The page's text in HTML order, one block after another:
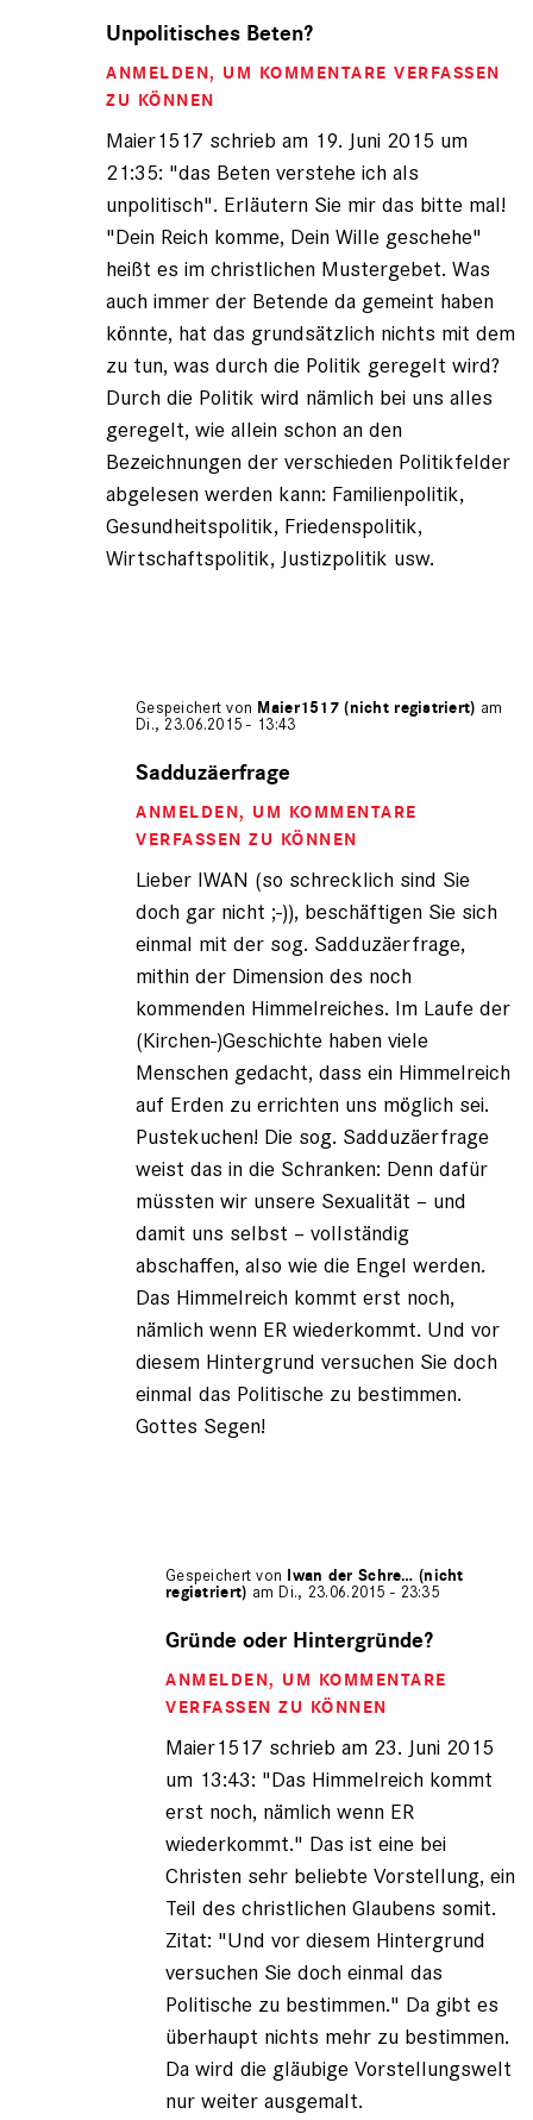
auf
Maier1517
(nicht
Unpolitisches Beten?
ANMELDEN, UM KOMMENTARE VERFASSEN
ZU KÖNNEN
Maier1517 schrieb am 19. Juni 2015 um
21:35: "das Beten verstehe ich als
unpolitisch". Erläutern Sie mir das bitte mal!
"Dein Reich komme, Dein Wille geschehe"
heißt es im christlichen Mustergebet. Was
auch immer der Betende da gemeint haben
könnte, hat das grundsätzlich nichts mit dem
zu tun, was durch die Politik geregelt wird?
Durch die Politik wird nämlich bei uns alles
geregelt, wie allein schon an den
Bezeichnungen der verschieden Politikfelder
abgelesen werden kann: Familienpolitik,
Gesundheitspolitik, Friedenspolitik,
Wirtschaftspolitik, Justizpolitik usw.
Gespeichert von Maier1517 (nicht registriert) am
Di., 23.06.2015 - 13:43
auf
Iwan
der
(nicht
registriert)
Sadduzäerfrage
ANMELDEN, UM KOMMENTARE
VERFASSEN ZU KÖNNEN
Lieber IWAN (so schrecklich sind Sie
doch gar nicht ;-)), beschäftigen Sie sich
einmal mit der sog. Sadduzäerfrage,
mithin der Dimension des noch
kommenden Himmelreiches. Im Laufe der
(Kirchen-)Geschichte haben viele
Menschen gedacht, dass ein Himmelreich
auf Erden zu errichten uns möglich sei.
Pustekuchen! Die sog. Sadduzäerfrage
weist das in die Schranken: Denn dafür
müssten wir unsere Sexualität – und
damit uns selbst – vollständig
abschaffen, also wie die Engel werden.
Das Himmelreich kommt erst noch,
nämlich wenn ER wiederkommt. Und vor
diesem Hintergrund versuchen Sie doch
einmal das Politische zu bestimmen.
Gottes Segen!
Gespeichert von Iwan der Schre… (nicht
registriert) am Di., 23.06.2015 - 23:35
auf
Maier1517
(nicht
Gründe oder Hintergründe?
ANMELDEN, UM KOMMENTARE
VERFASSEN ZU KÖNNEN
Maier1517 schrieb am 23. Juni 2015
um 13:43: "Das Himmelreich kommt
erst noch, nämlich wenn ER
wiederkommt." Das ist eine bei
Christen sehr beliebte Vorstellung, ein
Teil des christlichen Glaubens somit.
Zitat: "Und vor diesem Hintergrund
versuchen Sie doch einmal das
Politische zu bestimmen." Da gibt es
überhaupt nichts mehr zu bestimmen.
Da wird die gläubige Vorstellungswelt
nur weiter ausgemalt.